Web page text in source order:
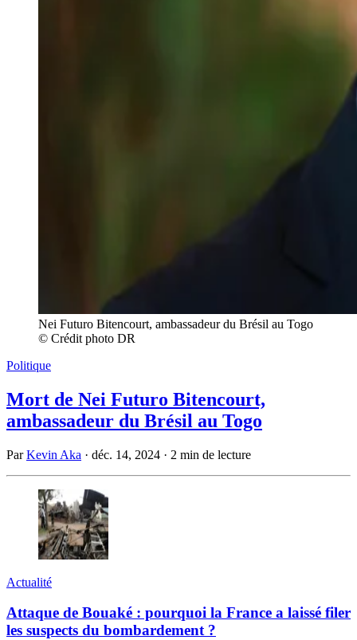
Nei Futuro Bitencourt, ambassadeur du Brésil au Togo
© Crédit photo DR
Politique
Mort de Nei Futuro Bitencourt,
ambassadeur du Brésil au Togo
ParKevin Aka · déc. 14, 2024 · 2 min de lecture
Actualité
Attaque de Bouaké : pourquoi la France a laissé filer
les suspects du bombardement ?